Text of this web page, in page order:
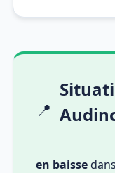
📍
en baisse